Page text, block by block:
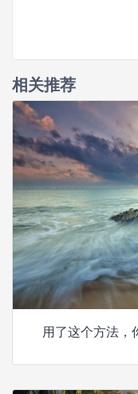
相关推荐
用了这个方法，